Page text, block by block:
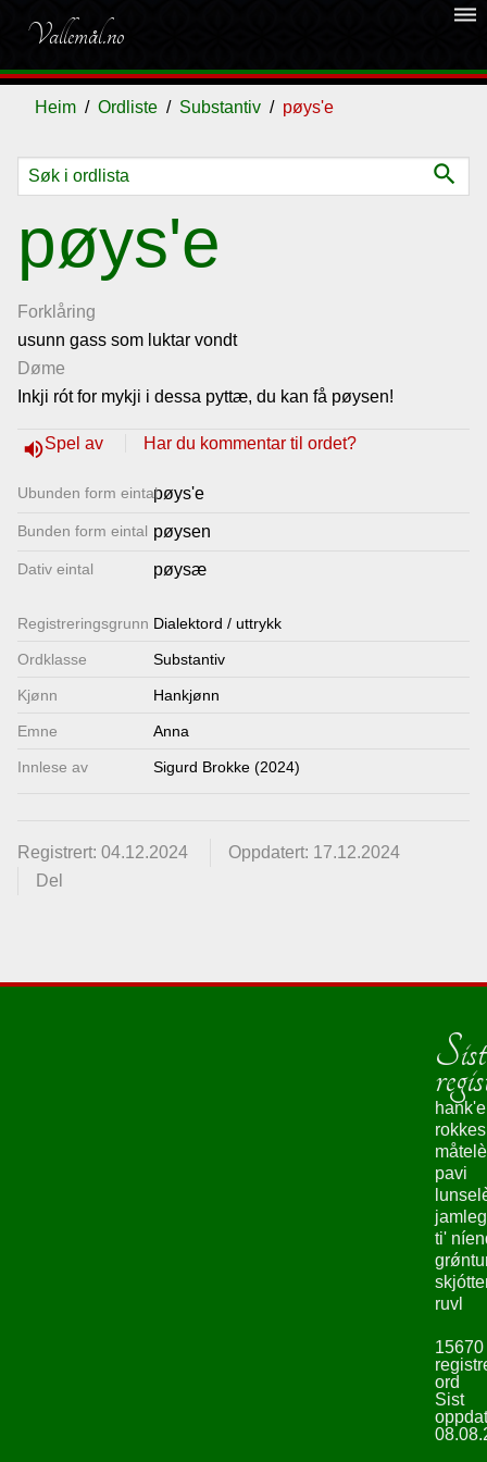
Vallemål.no
dehaze
Heim Ordliste Substantiv pøys'e
search
pøys'e
Forklåring
usunn gass som luktar vondt
Døme
Inkji rót for mykji i dessa pyttæ, du kan få pøysen!
volume_upSpel av Har du kommentar til ordet?
Ubunden form eintalpøys'e
Bunden form eintal pøysen
Dativ eintal pøysæ
Registrerings­grunn Dialektord / uttrykk
Ordklasse Substantiv
Kjønn Hankjønn
Emne Anna
Innlese av Sigurd Brokke (2024)
Registrert: 04.12.2024
Oppdatert: 17.12.2024
Del
Ordliste
Om
vallemålet
Gjestebok
Nyhende
Lenkjer
oss
hank'e
pavi
ti'
ruvl
15670
ord
Sist